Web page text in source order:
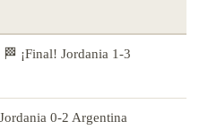
🏁 ¡Final! Jordania 1-3
0-2 Argentina